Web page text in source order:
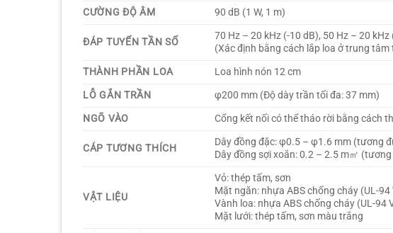
CƯỜNG ĐỘ ÂM
90 dB (1 W, 1 m)
ĐÁP TUYẾN TẦN SỐ
70 Hz – 20 kHz (-10 dB), 50 Hz – 20
(Xác định bằng cách lắp loa ở trung tâm
THÀNH PHẦN LOA
Loa hình nón 12 cm
LỖ GẮN TRẦN
φ200 mm (Độ dày trần tối đa: 37 mm)
NGÕ VÀO
Cổng kết nối có thể tháo rời bằng cách
CÁP TƯƠNG THÍCH
Dây đồng đặc: φ0.5 – φ1.6 mm (tương
Dây đồng sợi xoắn: 0.2 – 2.5 m㎡
VẬT LIỆU
Vỏ: thép tấm, sơn
Mặt ngăn: nhựa ABS chống cháy (UL-94
Vành loa: nhựa ABS chống cháy (UL-94
Mặt lưới: thép tấm, sơn màu trắng